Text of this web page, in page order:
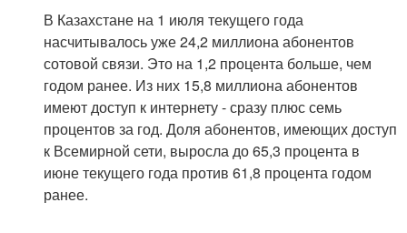
В Казахстане на 1 июля текущего года
насчитывалось уже 24,2 миллиона абонентов
сотовой связи. Это на 1,2 процента больше, чем
годом ранее. Из них 15,8 миллиона абонентов
имеют доступ к интернету - сразу плюс семь
процентов за год. Доля абонентов, имеющих доступ
к Всемирной сети, выросла до 65,3 процента в
июне текущего года против 61,8 процента годом
ранее.